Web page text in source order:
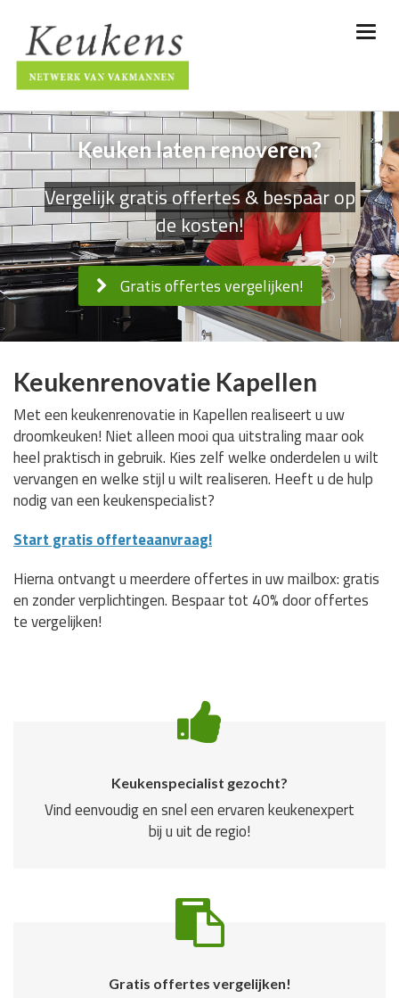
Keuken laten renoveren?
Vergelijk gratis offertes & bespaar op
de kosten!
Gratis offertes vergelijken!
Keukenrenovatie Kapellen
Met een keukenrenovatie in Kapellen realiseert u uw
droomkeuken! Niet alleen mooi qua uitstraling maar ook
heel praktisch in gebruik. Kies zelf welke onderdelen u wilt
vervangen en welke stijl u wilt realiseren. Heeft u de hulp
nodig van een keukenspecialist?
Start gratis offerteaanvraag!
Hierna ontvangt u meerdere offertes in uw mailbox: gratis
en zonder verplichtingen. Bespaar tot 40% door offertes
te vergelijken!
Keukenspecialist gezocht?
Vind eenvoudig en snel een ervaren keukenexpert
bij u uit de regio!
Gratis offertes vergelijken!